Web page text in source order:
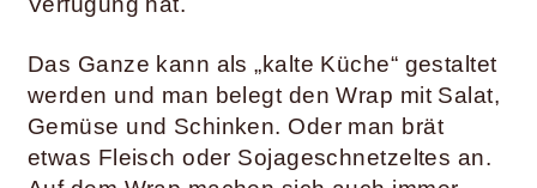
Das Ganze kann als „kalte Küche“ gestaltet
werden und man belegt den Wrap mit Salat,
Gemüse und Schinken. Oder man brät
etwas Fleisch oder Sojageschnetzeltes an.